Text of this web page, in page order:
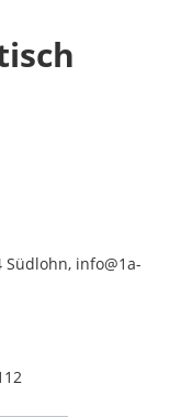
Südlohn, info@1a-